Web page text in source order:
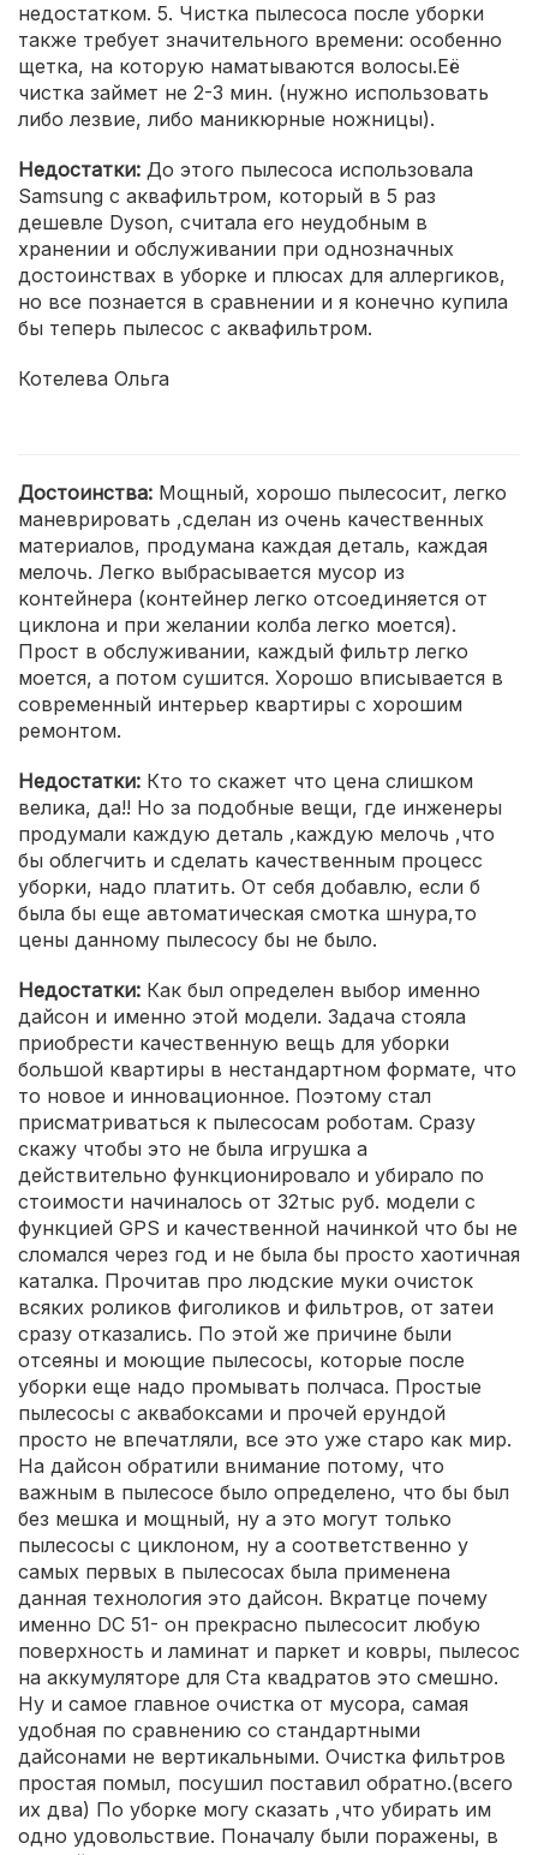
недостатком. 5. Чистка пылесоса после уборки
также требует значительного времени: особенно
щетка, на которую наматываются волосы.Её
чистка займет не 2-3 мин. (нужно использовать
либо лезвие, либо маникюрные ножницы).
Недостатки: До этого пылесоса использовала
Samsung с аквафильтром, который в 5 раз
дешевле Dyson, считала его неудобным в
хранении и обслуживании при однозначных
достоинствах в уборке и плюсах для аллергиков,
но все познается в сравнении и я конечно купила
бы теперь пылесос с аквафильтром.
Котелева Ольга
Достоинства: Мощный, хорошо пылесосит, легко
маневрировать ,сделан из очень качественных
материалов, продумана каждая деталь, каждая
мелочь. Легко выбрасывается мусор из
контейнера (контейнер легко отсоединяется от
циклона и при желании колба легко моется).
Прост в обслуживании, каждый фильтр легко
моется, а потом сушится. Хорошо вписывается в
современный интерьер квартиры с хорошим
ремонтом.
Недостатки: Кто то скажет что цена слишком
велика, да!! Но за подобные вещи, где инженеры
продумали каждую деталь ,каждую мелочь ,что
бы облегчить и сделать качественным процесс
уборки, надо платить. От себя добавлю, если б
была бы еще автоматическая смотка шнура,то
цены данному пылесосу бы не было.
Недостатки: Как был определен выбор именно
дайсон и именно этой модели. Задача стояла
приобрести качественную вещь для уборки
большой квартиры в нестандартном формате, что
то новое и инновационное. Поэтому стал
присматриваться к пылесосам роботам. Сразу
скажу чтобы это не была игрушка а
действительно функционировало и убирало по
стоимости начиналось от 32тыс руб. модели с
функцией GPS и качественной начинкой что бы не
сломался через год и не была бы просто хаотичная
каталка. Прочитав про людские муки очисток
всяких роликов фиголиков и фильтров, от затеи
сразу отказались. По этой же причине были
отсеяны и моющие пылесосы, которые после
уборки еще надо промывать полчаса. Простые
пылесосы с аквабоксами и прочей ерундой
просто не впечатляли, все это уже старо как мир.
На дайсон обратили внимание потому, что
важным в пылесосе было определено, что бы был
без мешка и мощный, ну а это могут только
пылесосы с циклоном, ну а соответственно у
самых первых в пылесосах была применена
данная технология это дайсон. Вкратце почему
именно DC 51- он прекрасно пылесосит любую
поверхность и ламинат и паркет и ковры, пылесос
на аккумуляторе для Ста квадратов это смешно.
Ну и самое главное очистка от мусора, самая
удобная по сравнению со стандартными
дайсонами не вертикальными. Очистка фильтров
простая помыл, посушил поставил обратно.(всего
их два) По уборке могу сказать ,что убирать им
одно удовольствие. Поначалу были поражены, в